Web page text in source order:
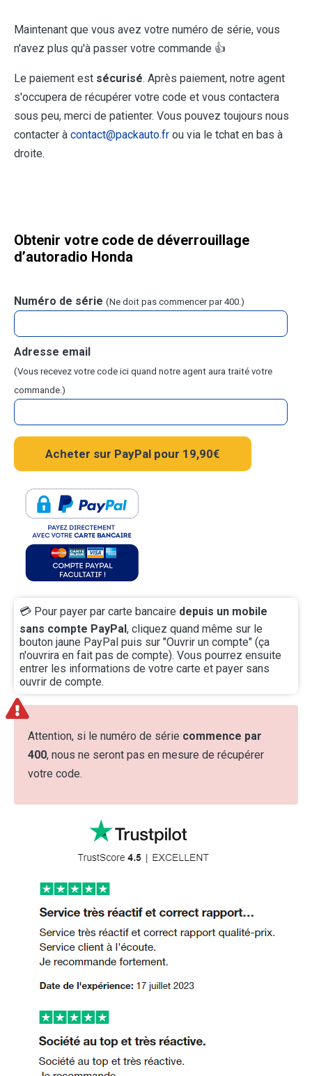
Maintenant que vous avez votre numéro de série, vous
n'avez plus qu'à passer votre commande 👍
Le paiement est sécurisé. Après paiement, notre agent
s'occupera de récupérer votre code et vous contactera
sous peu, merci de patienter. Vous pouvez toujours nous
contacter à contact@packauto.fr ou via le tchat en bas à
droite.
Obtenir votre code de déverrouillage
d’autoradio Honda
Numéro de série (Ne doit pas commencer par 400.)
Adresse email
(Vous recevez votre code ici quand notre agent aura traité votre
commande.)
💳 Pour payer par carte bancaire depuis un mobile
sans compte PayPal, cliquez quand même sur le
bouton jaune PayPal puis sur "Ouvrir un compte" (ça
n'ouvrira en fait pas de compte). Vous pourrez ensuite
entrer les informations de votre carte et payer sans
ouvrir de compte.
Attention, si le numéro de série commence par
400, nous ne seront pas en mesure de récupérer
votre code.